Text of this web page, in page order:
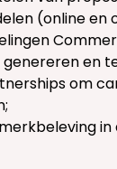
(online en
genereren en
om
in